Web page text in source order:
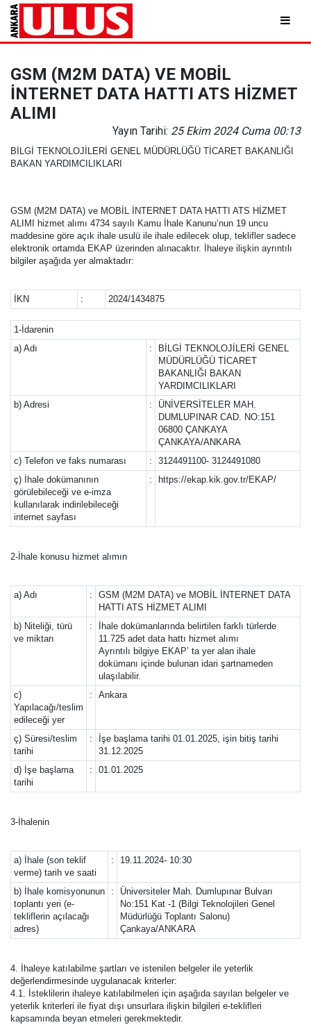
GSM (M2M DATA) VE MOBİL
İNTERNET DATA HATTI ATS HİZMET
ALIMI
Yayın Tarihi: 25 Ekim 2024 Cuma 00:13
BİLGİ TEKNOLOJİLERİ GENEL MÜDÜRLÜĞÜ TİCARET BAKANLIĞI
BAKAN YARDIMCILIKLARI
GSM (M2M DATA) ve MOBİL İNTERNET DATA HATTI ATS HİZMET
ALIMI hizmet alımı 4734 sayılı Kamu İhale Kanunu’nun 19 uncu
maddesine göre açık ihale usulü ile ihale edilecek olup, teklifler sadece
elektronik ortamda EKAP üzerinden alınacaktır. İhaleye ilişkin ayrıntılı
bilgiler aşağıda yer almaktadır:
İKN : 2024/1434875
1-İdarenin
a) Adı
:
BİLGİ TEKNOLOJİLERİ GENEL
MÜDÜRLÜĞÜ TİCARET
BAKANLIĞI BAKAN
YARDIMCILIKLARI
b) Adresi
:
ÜNİVERSİTELER MAH.
DUMLUPINAR CAD. NO:151
06800 ÇANKAYA
ÇANKAYA/ANKARA
c) Telefon ve faks numarası
:
3124491100- 3124491080
ç) İhale dokümanının
görülebileceği ve e-imza
kullanılarak indirilebileceği
internet sayfası
: https://ekap.kik.gov.tr/EKAP/
2-İhale konusu hizmet alımın
a) Adı :
GSM (M2M DATA) ve MOBİL İNTERNET DATA
HATTI ATS HİZMET ALIMI
b) Niteliği, türü
ve miktarı
:
İhale dokümanlarında belirtilen farklı türlerde
11.725 adet data hattı hizmet alımı
Ayrıntılı bilgiye EKAP’ ta yer alan ihale
dokümanı içinde bulunan idari şartnameden
ulaşılabilir.
c)
Yapılacağı/teslim
edileceği yer
: Ankara
ç) Süresi/teslim
tarihi
:
İşe başlama tarihi 01.01.2025, işin bitiş tarihi
31.12.2025
d) İşe başlama
tarihi
: 01.01.2025
3-İhalenin
a) İhale (son teklif
verme) tarih ve saati
: 19.11.2024- 10:30
b) İhale komisyonunun
toplantı yeri (e-
tekliflerin açılacağı
adres)
:
Üniversiteler Mah. Dumlupınar Bulvarı
No:151 Kat -1 (Bilgi Teknolojileri Genel
Müdürlüğü Toplantı Salonu)
Çankaya/ANKARA
4. İhaleye katılabilme şartları ve istenilen belgeler ile yeterlik
değerlendirmesinde uygulanacak kriterler:
4.1. İsteklilerin ihaleye katılabilmeleri için aşağıda sayılan belgeler ve
yeterlik kriterleri ile fiyat dışı unsurlara ilişkin bilgileri e-teklifleri
kapsamında beyan etmeleri gerekmektedir.